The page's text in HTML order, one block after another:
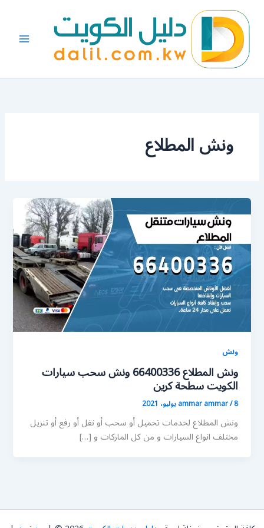
المحتوى
ونش المطلاع
ونش
ونش المطلاع 66400336 ونش سحب سيارات
الكويت سطحة كرين
ammar ammar/8 يوليو، 2021
ونش المطلاع لخدمات تحميل أو سحب أو نقل أو رفع أو تنزيل
مختلف انواع السيارات و من كل الماركات و […]